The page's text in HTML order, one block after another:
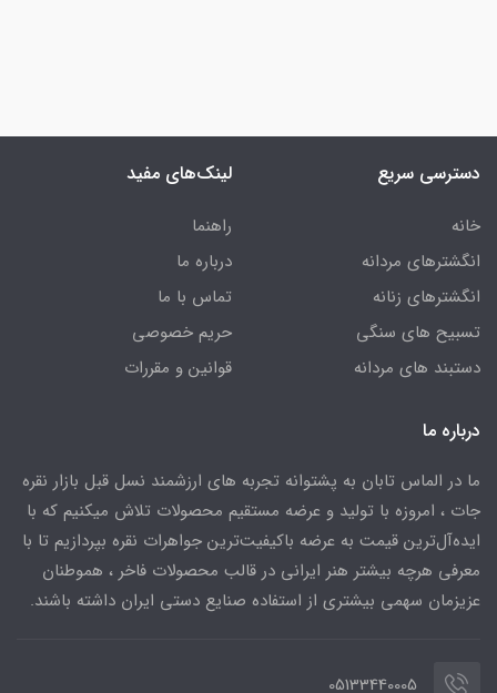
دسترسی سریع
خانه
انگشترهای مردانه
انگشترهای زنانه
تسبیح های سنگی
دستبند های مردانه
لینک‌های مفید
راهنما
درباره ما
تماس با ما
حریم خصوصی
قوانین و مقررات
درباره ما
ما در الماس تابان به پشتوانه تجربه های ارزشمند نسل قبل بازار نقره
جات ، امروزه با تولید و عرضه مستقیم محصولات تلاش میکنیم که با
ایده‌آل‌ترین قیمت به عرضه باکیفیت‌ترین جواهرات نقره بپردازیم تا با
معرفی هرچه بیشتر هنر ایرانی در قالب محصولات فاخر ، هموطنان
عزیزمان سهمی بیشتری از استفاده صنایع دستی ایران داشته باشند.
05133440005